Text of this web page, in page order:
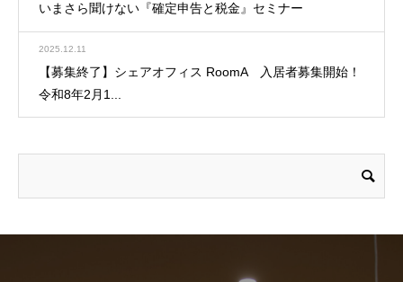
いまさら聞けない『確定申告と税金』セミナー
2025.12.11
【募集終了】シェアオフィス RoomA 入居者募集開始！
令和8年2月1...